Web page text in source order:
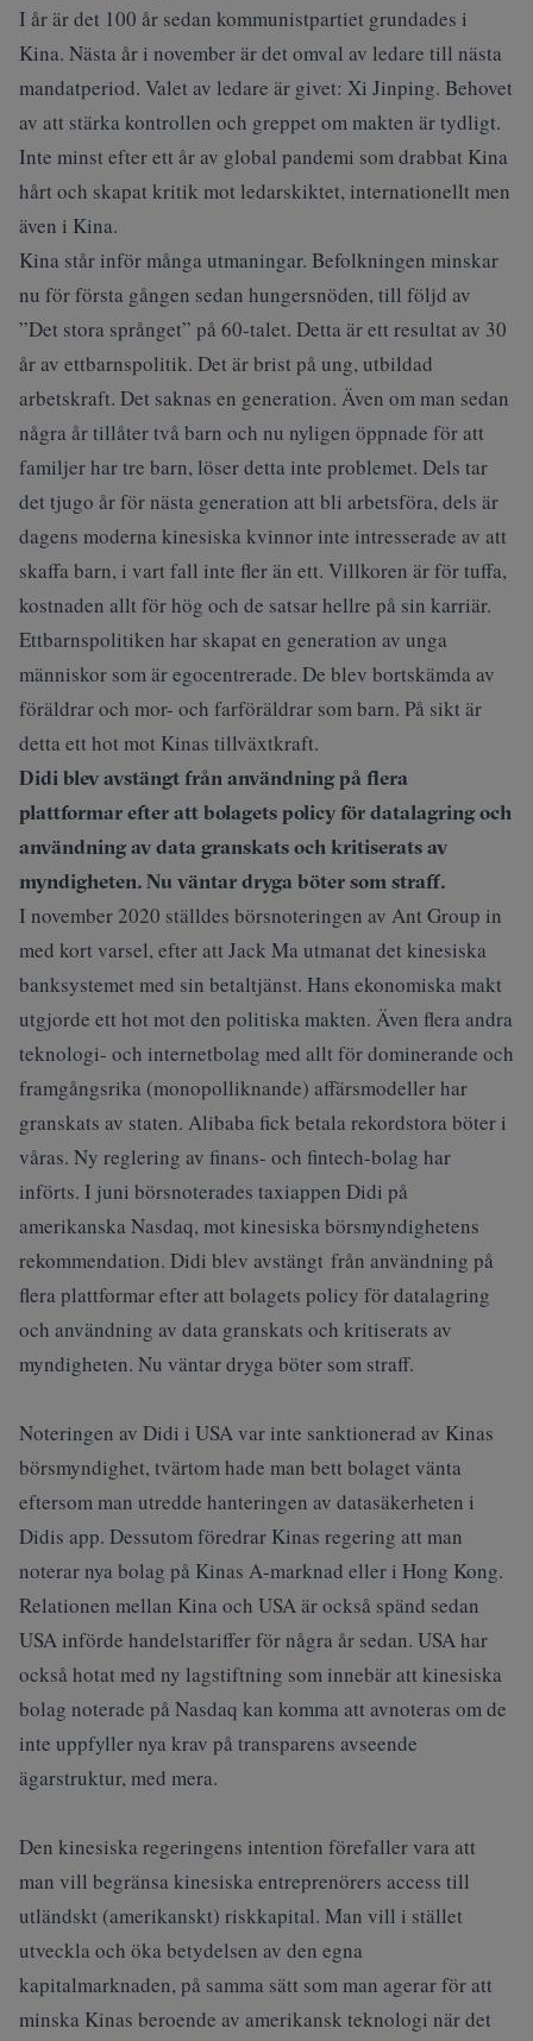
I år är det 100 år sedan kommunistpartiet grundades i
Kina. Nästa år i november är det omval av ledare till nästa
mandatperiod. Valet av ledare är givet: Xi Jinping. Behovet
av att stärka kontrollen och greppet om makten är tydligt.
Inte minst efter ett år av global pandemi som drabbat Kina
hårt och skapat kritik mot ledarskiktet, internationellt men
även i Kina.
Kina står inför många utmaningar. Befolkningen minskar
nu för första gången sedan hungersnöden, till följd av
”Det stora språnget” på 60-talet. Detta är ett resultat av 30
år av ettbarnspolitik. Det är brist på ung, utbildad
arbetskraft. Det saknas en generation. Även om man sedan
några år tillåter två barn och nu nyligen öppnade för att
familjer har tre barn, löser detta inte problemet. Dels tar
det tjugo år för nästa generation att bli arbetsföra, dels är
dagens moderna kinesiska kvinnor inte intresserade av att
skaffa barn, i vart fall inte fler än ett. Villkoren är för tuffa,
kostnaden allt för hög och de satsar hellre på sin karriär.
Ettbarnspolitiken har skapat en generation av unga
människor som är egocentrerade. De blev bortskämda av
föräldrar och mor- och farföräldrar som barn. På sikt är
detta ett hot mot Kinas tillväxtkraft.
Didi blev avstängt från användning på flera
plattformar efter att bolagets policy för datalagring och
användning av data granskats och kritiserats av
myndigheten. Nu väntar dryga böter som straff.
I november 2020 ställdes börsnoteringen av Ant Group in
med kort varsel, efter att Jack Ma utmanat det kinesiska
banksystemet med sin betaltjänst. Hans ekonomiska makt
utgjorde ett hot mot den politiska makten. Även flera andra
teknologi- och internetbolag med allt för dominerande och
framgångsrika (monopolliknande) affärsmodeller har
granskats av staten. Alibaba fick betala rekordstora böter i
våras. Ny reglering av finans- och fintech-bolag har
införts. I juni börsnoterades taxiappen Didi på
amerikanska Nasdaq, mot kinesiska börsmyndighetens
rekommendation. Didi blev avstängt från användning på
flera plattformar efter att bolagets policy för datalagring
och användning av data granskats och kritiserats av
myndigheten. Nu väntar dryga böter som straff.
Noteringen av Didi i USA var inte sanktionerad av Kinas
börsmyndighet, tvärtom hade man bett bolaget vänta
eftersom man utredde hanteringen av datasäkerheten i
Didis app. Dessutom föredrar Kinas regering att man
noterar nya bolag på Kinas A-marknad eller i Hong Kong.
Relationen mellan Kina och USA är också spänd sedan
USA införde handelstariffer för några år sedan. USA har
också hotat med ny lagstiftning som innebär att kinesiska
bolag noterade på Nasdaq kan komma att avnoteras om de
inte uppfyller nya krav på transparens avseende
ägarstruktur, med mera.
Den kinesiska regeringens intention förefaller vara att
man vill begränsa kinesiska entreprenörers access till
utländskt (amerikanskt) riskkapital. Man vill i stället
utveckla och öka betydelsen av den egna
kapitalmarknaden, på samma sätt som man agerar för att
minska Kinas beroende av amerikansk teknologi när det